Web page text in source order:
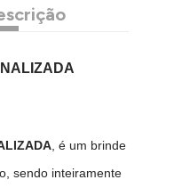
, é um brinde
sendo inteiramente